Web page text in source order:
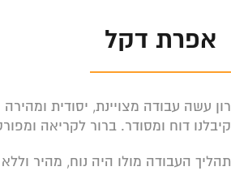
אפרת דקל
רון עשה עבודה מצויינת, יסודית
קיבלנו דוח ומסודר. ברור לקריאה
תהליך העבודה מולו היה נוח, מהיר